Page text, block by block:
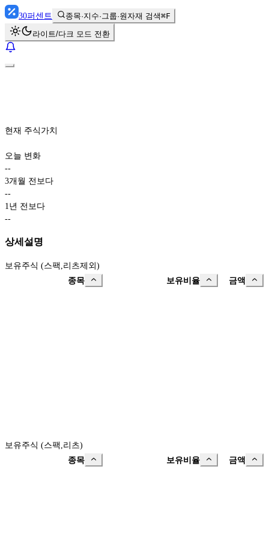
30퍼센트 종목·지수·그룹·원자재 검색⌘F
라이트/다크 모드 전환
현재 주식가치
오늘 변화
--
3개월 전보다
--
1년 전보다
--
상세설명
보유주식 (스팩,리츠제외)
종목
보유비율 금액
보유주식 (스팩,리츠)
종목
보유비율 금액